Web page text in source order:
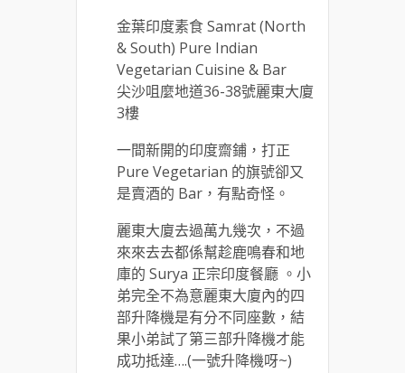
金葉印度素食 Samrat (North
& South) Pure Indian
Vegetarian Cuisine & Bar
尖沙咀麼地道36-38號麗東大廈
3樓
一間新開的印度齋鋪，打正
Pure Vegetarian 的旗號卻又
是賣酒的 Bar，有點奇怪。
麗東大廈去過萬九幾次，不過
來來去去都係幫趁鹿鳴春和地
庫的 Surya 正宗印度餐廳 。小
弟完全不為意麗東大廈內的四
部升降機是有分不同座數，結
果小弟試了第三部升降機才能
成功抵達….(一號升降機呀~)